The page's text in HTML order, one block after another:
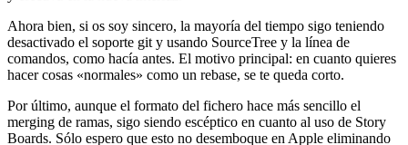
Ahora bien, si os soy sincero, la mayoría del tiempo sigo teniendo
desactivado el soporte git y usando SourceTree y la línea de
comandos, como hacía antes. El motivo principal: en cuanto quieres
hacer cosas «normales» como un rebase, se te queda corto.
Por último, aunque el formato del fichero hace más sencillo el
merging de ramas, sigo siendo escéptico en cuanto al uso de Story
Boards. Sólo espero que esto no desemboque en Apple eliminando